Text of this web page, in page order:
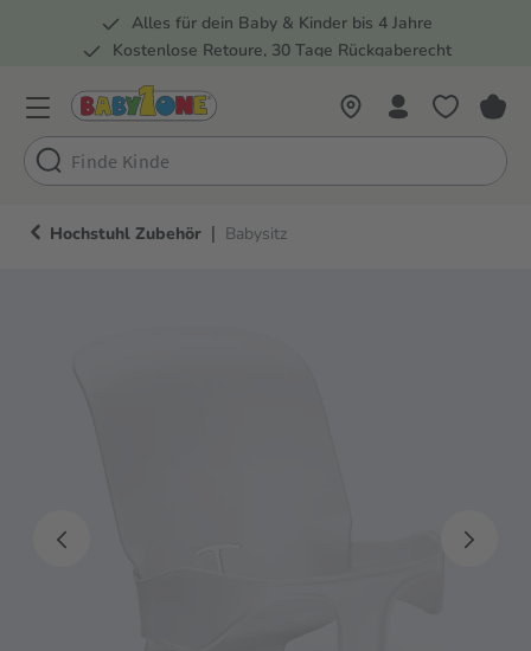
Zur Hauptnavigation springen
Alles für dein Baby & Kinder bis 4 Jahre
Kostenlose Retoure, 30 Tage Rückgaberecht
Hochstuhl Zubehör | Babysitz